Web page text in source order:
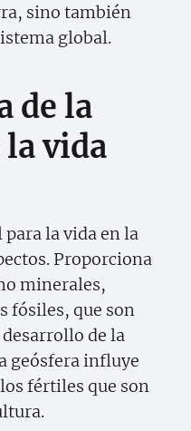
sino también
global.
de la
la vida
para la vida en la
Proporciona
minerales,
fósiles, que son
de la
geósfera influye
fértiles que son